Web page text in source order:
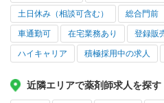
土日休み（相談可含む） 総合門前
車通勤可 在宅業務あり 登録販
ハイキャリア 積極採用中の求人
近隣エリアで薬剤師求人を探す